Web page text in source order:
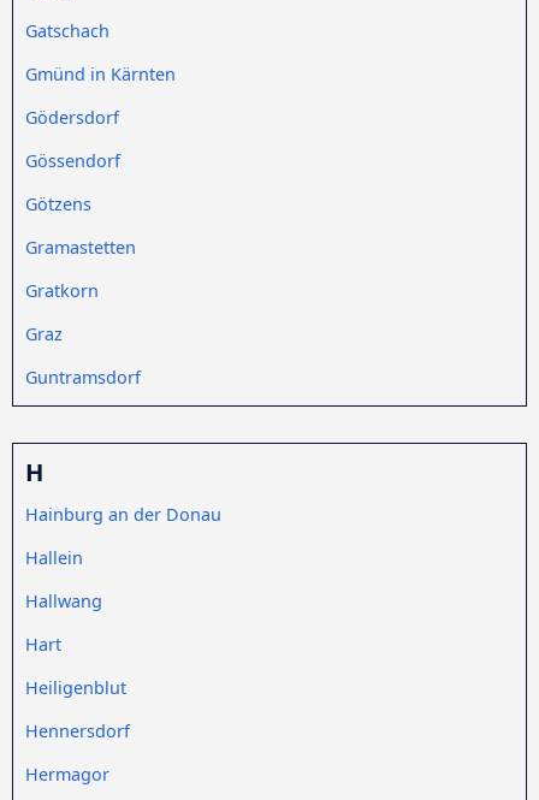
Gatschach
Gmünd in Kärnten
Gödersdorf
Gössendorf
Götzens
Gramastetten
Gratkorn
Graz
Guntramsdorf
H
Hainburg an der Donau
Hallein
Hallwang
Hart
Heiligenblut
Hennersdorf
Hermagor